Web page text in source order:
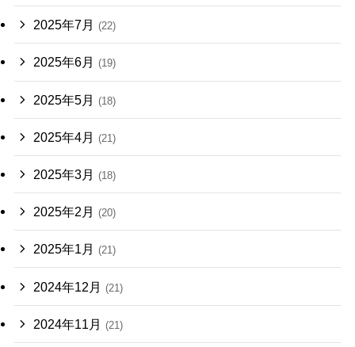
2025年7月 (22)
2025年6月 (19)
2025年5月 (18)
2025年4月 (21)
2025年3月 (18)
2025年2月 (20)
2025年1月 (21)
2024年12月 (21)
2024年11月 (21)